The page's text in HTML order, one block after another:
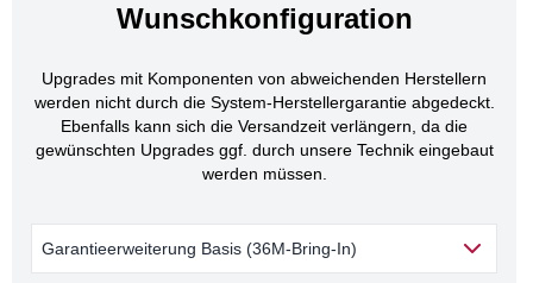
Wunschkonfiguration
Upgrades mit Komponenten von abweichenden Herstellern
werden nicht durch die System-Herstellergarantie abgedeckt.
Ebenfalls kann sich die Versandzeit verlängern, da die
gewünschten Upgrades ggf. durch unsere Technik eingebaut
werden müssen.
Garantieerweiterung Basis (36M-Bring-In)